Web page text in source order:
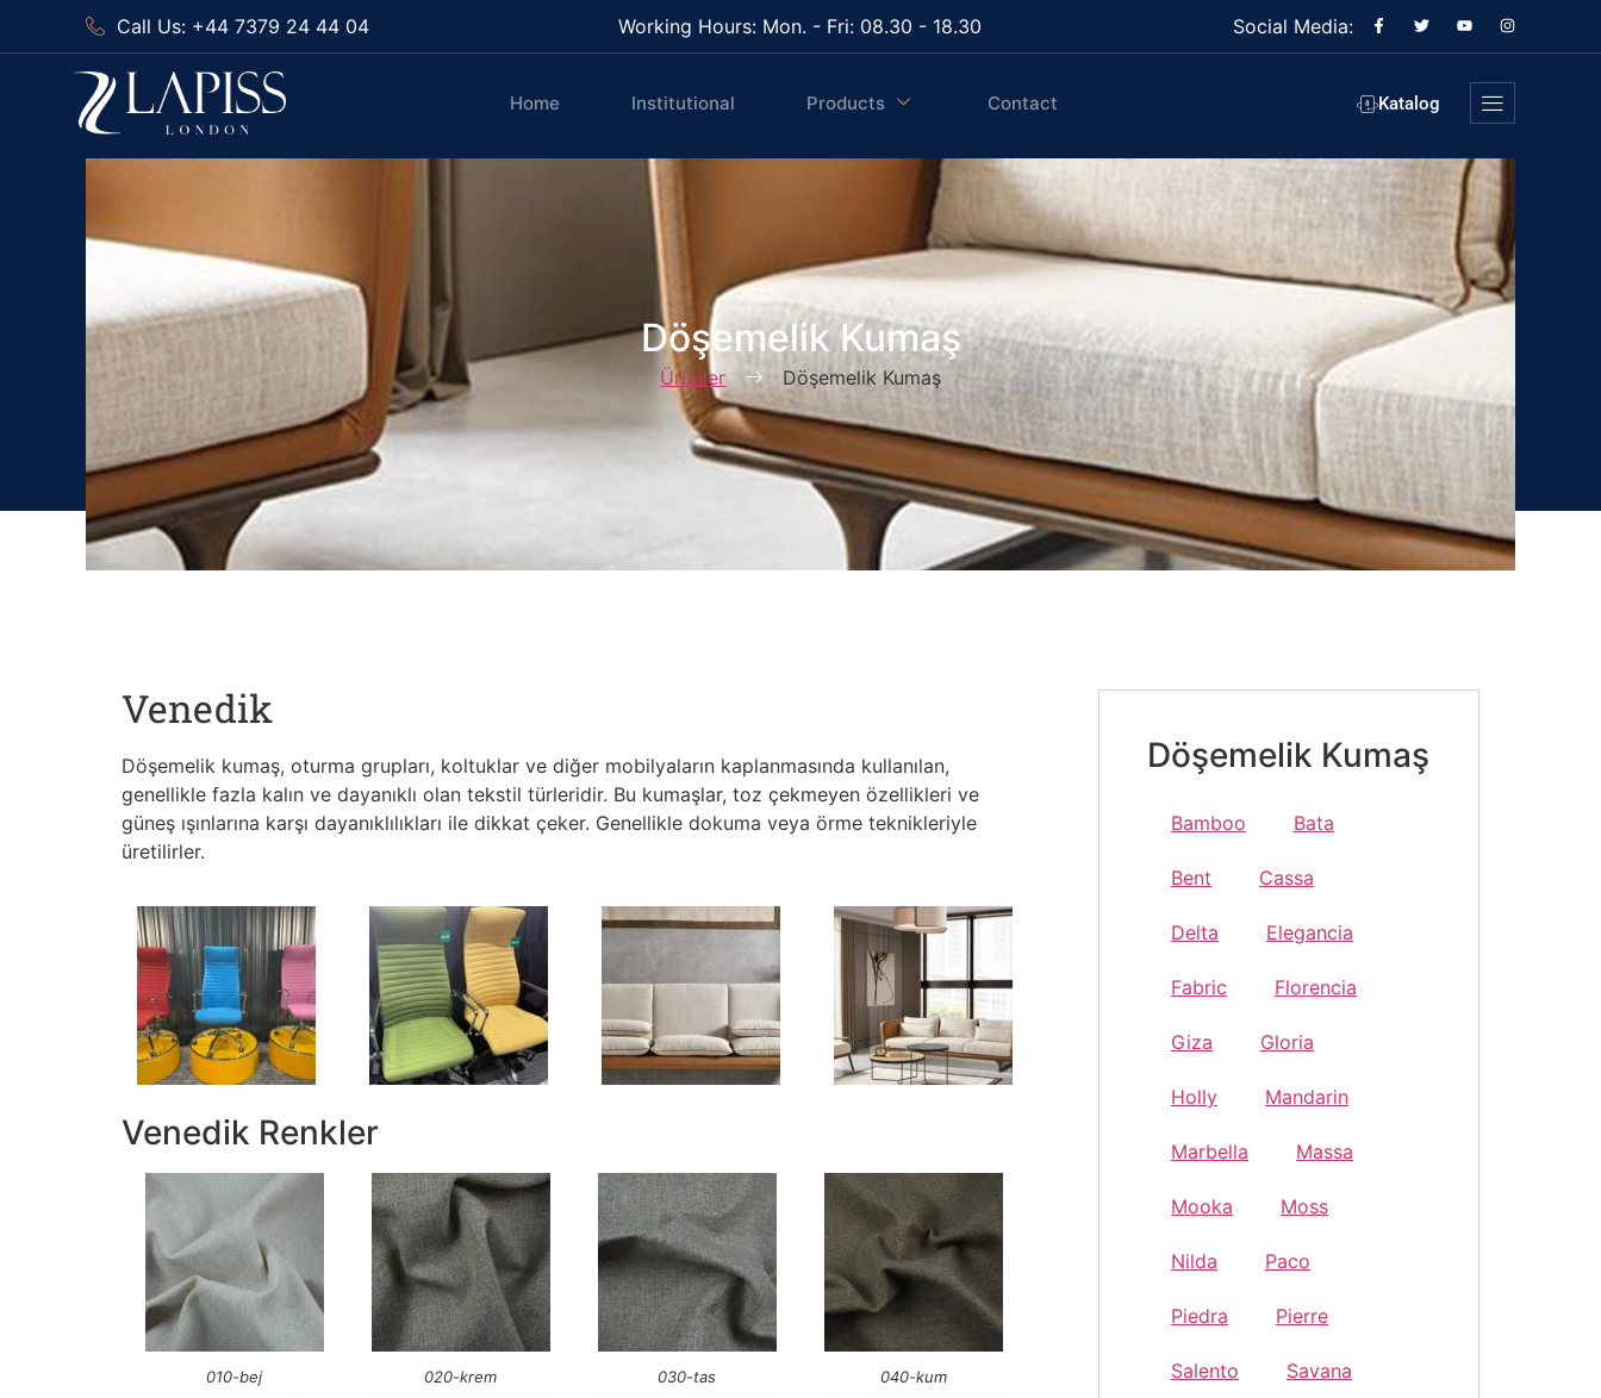
Call Us: +44 7379 24 44 04 Working Hours: Mon. - Fri: 08.30 - 18.30 Social Media:
Home Institutional Products Contact Katalog
Döşemelik Kumaş
Ürünler Döşemelik Kumaş
Venedik
Döşemelik kumaş, oturma grupları, koltuklar ve diğer mobilyaların kaplanmasında kullanılan,
genellikle fazla kalın ve dayanıklı olan tekstil türleridir. Bu kumaşlar, toz çekmeyen özellikleri ve
güneş ışınlarına karşı dayanıklılıkları ile dikkat çeker. Genellikle dokuma veya örme teknikleriyle
üretilirler.
Venedik Renkler
010-bej 020-krem 030-tas 040-kum
Döşemelik Kumaş
Bamboo Bata
Bent Cassa
Delta Elegancia
Fabric Florencia
Giza Gloria
Holly Mandarin
Marbella Massa
Mooka Moss
Nilda Paco
Piedra Pierre
Salento Savana